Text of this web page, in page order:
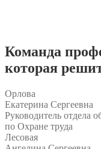
Команда
которая
Орлова
Екатерина Сергеевна
Руководитель отдела
по Охране труда
Лесовая